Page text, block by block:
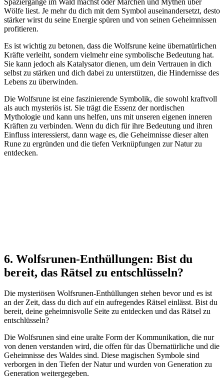
Wölfe liest. Je mehr ​du dich mit dem⁢ Symbol auseinandersetzt, desto
⁢stärker wirst du ⁤seine Energie spüren und‌ von seinen Geheimnissen
profitieren.
Es ist wichtig zu⁢ betonen, dass die Wolfsrune keine übernatürlichen
Kräfte verleiht,‌ sondern vielmehr ‌eine symbolische Bedeutung⁢ hat.
Sie⁢ kann jedoch als Katalysator dienen, um dein ​Vertrauen in dich
selbst zu stärken und dich dabei zu unterstützen, die Hindernisse des
Lebens zu überwinden.
Die Wolfsrune ⁢ist eine faszinierende Symbolik, die sowohl kraftvoll ​
als ⁣auch mysteriös ‌ist. ⁣Sie trägt ⁢die Essenz der ⁤nordischen
Mythologie und kann uns helfen, uns mit ‍unseren eigenen inneren⁣
Kräften ⁢zu verbinden. Wenn ‌du dich für ihre Bedeutung und​ ihren
Einfluss interessierst, dann wage es, die ‍Geheimnisse dieser alten
Rune ‍zu ergründen und die tiefen Verknüpfungen ‍zur Natur ⁤zu
entdecken.
6.⁤ Wolfsrunen-Enthüllungen: Bist du
bereit, ⁢das Rätsel zu entschlüsseln?
Die mysteriösen Wolfsrunen-Enthüllungen ‍stehen bevor und es ist
an⁣ der Zeit, ⁢dass ⁢du dich auf⁢ ein aufregendes Rätsel einlässt.​ Bist ⁤du
bereit,⁢ deine geheimnisvolle ⁢Seite zu entdecken‌ und das Rätsel zu
entschlüsseln?
Die Wolfsrunen ⁣sind eine uralte Form ⁣der Kommunikation, ‌die ⁣nur
von ⁢denen verstanden wird, die offen für das Übernatürliche und die
Geheimnisse des Waldes ‌sind. Diese magischen ‍Symbole sind
verborgen in den Tiefen der Natur und⁢ wurden von ⁢Generation zu ​
Generation weitergegeben.